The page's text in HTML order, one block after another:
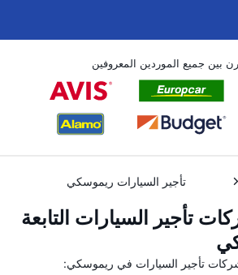
بين جميع الموردين المعروفين
تأجير السيارات ريموسكي
تأجير السيارات التابعة
تأجير السيارات في ريموسكي: